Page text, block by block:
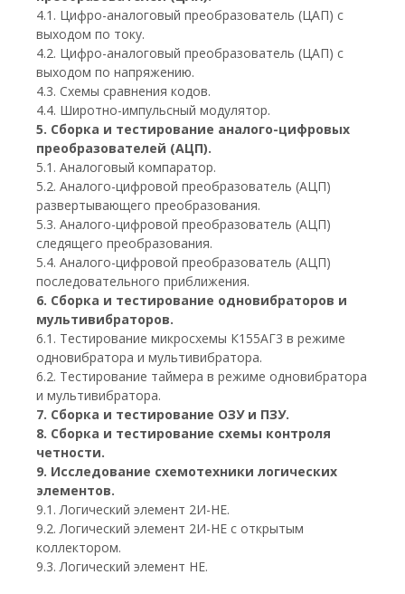
4.1. Цифро-аналоговый преобразователь (ЦАП) с
выходом по току.
4.2. Цифро-аналоговый преобразователь (ЦАП) с
выходом по напряжению.
4.3. Схемы сравнения кодов.
4.4. Широтно-импульсный модулятор.
5. Сборка и тестирование аналого-цифровых
преобразователей (АЦП).
5.1. Аналоговый компаратор.
5.2. Аналого-цифровой преобразователь (АЦП)
развертывающего преобразования.
5.3. Аналого-цифровой преобразователь (АЦП)
следящего преобразования.
5.4. Аналого-цифровой преобразователь (АЦП)
последовательного приближения.
6. Сборка и тестирование одновибраторов и
мультивибраторов.
6.1. Тестирование микросхемы К155АГ3 в режиме
одновибратора и мультивибратора.
6.2. Тестирование таймера в режиме одновибратора
и мультивибратора.
7. Сборка и тестирование ОЗУ и ПЗУ.
8. Сборка и тестирование схемы контроля
четности.
9. Исследование схемотехники логических
элементов.
9.1. Логический элемент 2И-НЕ.
9.2. Логический элемент 2И-НЕ с открытым
коллектором.
9.3. Логический элемент НЕ.